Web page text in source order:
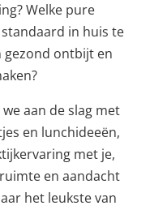
Welke pure
in huis te
gezond ontbijt en
aan de slag met
en lunchideeën,
met je,
en aandacht
het leukste van